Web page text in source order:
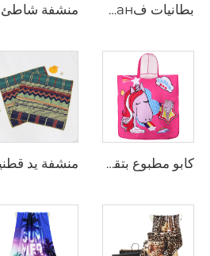
بطانيات فланلة مخصصة مطبوعة برسوم أنمي، بطانية للمنزل أو المكتب أو القيلولة أو السفر
كابو مطبوع بتقنية التسامي للأطفال، للاستخدام على الشاطئ